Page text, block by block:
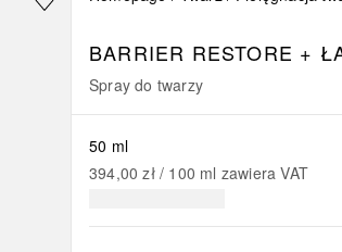
BARRIER RESTORE +
Spray do twarzy
50 ml
394,00 zł / 100 ml zawiera VAT